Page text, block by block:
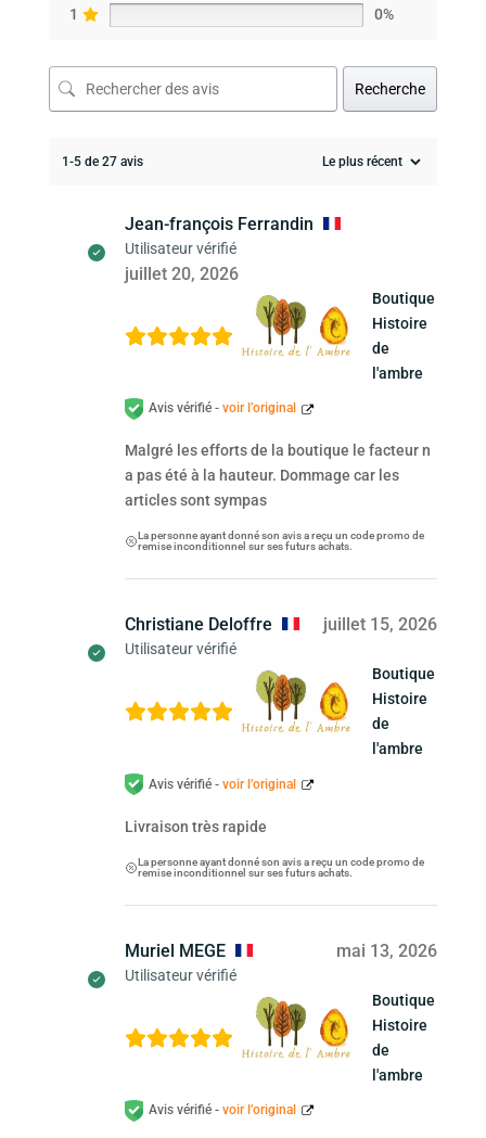
1 0%
Recherche
1-5 de 27 avis
Jean-françois Ferrandin
Utilisateur vérifié
juillet 20, 2026
Boutique
Histoire
de
l'ambre
Avis vérifié - voir l’original
Malgré les efforts de la boutique le facteur n
a pas été à la hauteur. Dommage car les
articles sont sympas
La personne ayant donné son avis a reçu un code promo de
remise inconditionnel sur ses futurs achats.
Christiane Deloffre
Utilisateur vérifié
juillet 15, 2026
Boutique
Histoire
de
l'ambre
Avis vérifié - voir l’original
Livraison très rapide
La personne ayant donné son avis a reçu un code promo de
remise inconditionnel sur ses futurs achats.
Muriel MEGE
Utilisateur vérifié
mai 13, 2026
Boutique
Histoire
de
l'ambre
Avis vérifié - voir l’original